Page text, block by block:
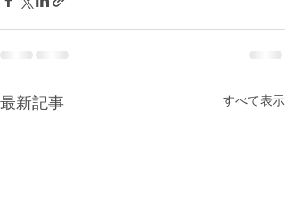
最新記事 すべて表示